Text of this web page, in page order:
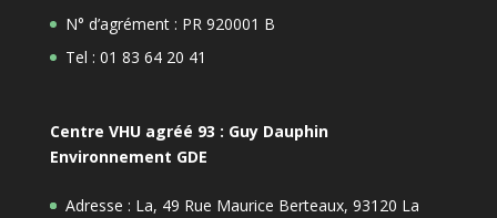
N° d’agrément : PR 920001 B
Tel : 01 83 64 20 41
Centre VHU agréé 93 : Guy Dauphin
Environnement GDE
Adresse : La, 49 Rue Maurice Berteaux, 93120 La